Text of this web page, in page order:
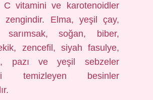
C vitamini ve karotenoidler
zengindir. Elma, yeşil çay,
sarımsak, soğan, biber,
zencefil, siyah fasulye,
pazı ve yeşil sebzeler
temizleyen besinler